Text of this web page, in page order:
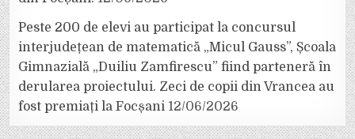
Peste 200 de elevi au participat la concursul
interjudețean de matematică „Micul Gauss”, Școala
Gimnazială „Duiliu Zamfirescu” fiind parteneră în
derularea proiectului. Zeci de copii din Vrancea au
fost premiați la Focșani 12/06/2026